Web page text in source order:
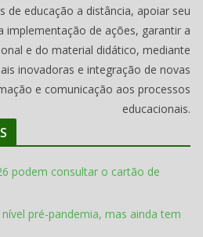
de educação a distância, apoiar seu
implementação de ações, garantir a
e do material didático, mediante
inovadoras e integração de novas
e comunicação aos processos
educacionais.
podem consultar o cartão de
pré-pandemia, mas ainda tem